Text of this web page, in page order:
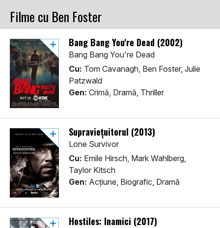
Filme cu Ben Foster
Bang Bang You're Dead (2002)
Bang Bang You're Dead
Cu: Tom Cavanagh, Ben Foster, Julie
Patzwald
Gen: Crimă, Dramă, Thriller
Supraviețuitorul (2013)
Lone Survivor
Cu: Emile Hirsch, Mark Wahlberg,
Taylor Kitsch
Gen: Acţiune, Biografic, Dramă
Hostiles: Inamici (2017)